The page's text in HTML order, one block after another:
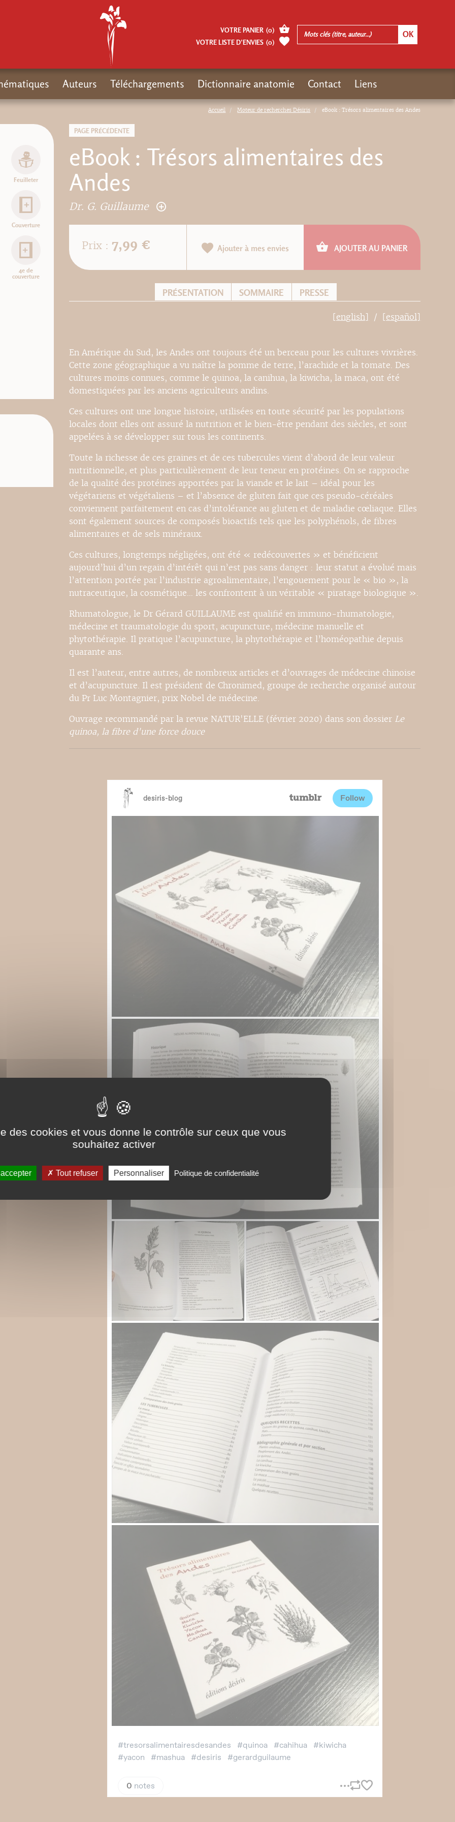
Accueil Moteur de recherches Désiris eBook : Trésors alimentaires des Andes
PAGE PRÉCÉDENTE
eBook : Trésors alimentaires des
Andes
Dr. G. Guillaume
Feuilleter
Couverture
4e de
couverture
Prix : 7,99 € Ajouter à mes envies AJOUTER AU PANIER
PRÉSENTATION SOMMAIRE PRESSE
[english] [español]
En Amérique du Sud, les Andes ont toujours été un berceau pour les cultures vivrières.
Cette zone géographique a vu naître la pomme de terre, l’arachide et la tomate. Des
cultures moins connues, comme le quinoa, la canihua, la kiwicha, la maca, ont été
domestiquées par les anciens agriculteurs andins.
Ces cultures ont une longue histoire, utilisées en toute sécurité par les populations
locales dont elles ont assuré la nutrition et le bien-être pendant des siècles, et sont
appelées à se développer sur tous les continents.
Toute la richesse de ces graines et de ces tubercules vient d’abord de leur valeur
nutritionnelle, et plus particulièrement de leur teneur en protéines. On se rapproche
de la qualité des protéines apportées par la viande et le lait – idéal pour les
végétariens et végétaliens – et l’absence de gluten fait que ces pseudo-céréales
conviennent parfaitement en cas d’intolérance au gluten et de maladie cœliaque. Elles
sont également sources de composés bioactifs tels que les polyphénols, de fibres
alimentaires et de sels minéraux.
Ces cultures, longtemps négligées, ont été « redécouvertes » et bénéficient
aujourd’hui d’un regain d’intérêt qui n’est pas sans danger : leur statut a évolué mais
l’attention portée par l’industrie agroalimentaire, l’engouement pour le « bio », la
nutraceutique, la cosmétique… les confrontent à un véritable « piratage biologique ».
Rhumatologue, le Dr Gérard GUILLAUME est qualifié en immuno-rhumatologie,
médecine et traumatologie du sport, acupuncture, médecine manuelle et
phytothérapie. Il pratique l’acupuncture, la phytothérapie et l’homéopathie depuis
quarante ans.
Il est l’auteur, entre autres, de nombreux articles et d’ouvrages de médecine chinoise
et d’acupuncture. Il est président de Chronimed, groupe de recherche organisé autour
du Pr Luc Montagnier, prix Nobel de médecine.
Ouvrage recommandé par la revue NATUR'ELLE (février 2020) dans son dossier Le
quinoa, la fibre d'une force douce
VOTRE PANIER (0)
VOTRE LISTE D’ENVIES (0)
Auteurs Téléchargements Dictionnaire anatomie Contact Liens
des cookies et vous donne le contrôle sur ceux que vous
souhaitez activer
Tout refuser Personnaliser Politique de confidentialité